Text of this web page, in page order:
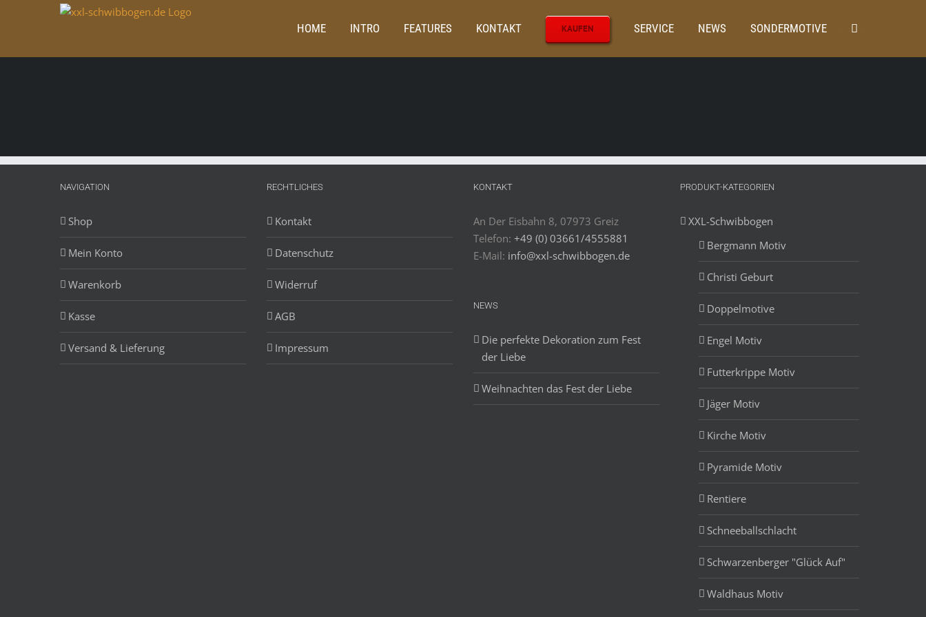
HOME INTRO FEATURES KONTAKT KAUFEN SERVICE NEWS SONDERMOTIVE
Startseite Home screenshot_2_lg
NAVIGATION
Shop
Mein Konto
Warenkorb
Kasse
Versand & Lieferung
RECHTLICHES
Kontakt
Datenschutz
Widerruf
AGB
Impressum
KONTAKT
An Der Eisbahn 8, 07973 Greiz
Telefon: +49 (0) 03661/4555881
E-Mail: info@xxl-schwibbogen.de
NEWS
Die perfekte Dekoration zum Fest
der Liebe
Weihnachten das Fest der Liebe
PRODUKT-KATEGORIEN
XXL-Schwibbogen
Bergmann Motiv
Christi Geburt
Doppelmotive
Engel Motiv
Futterkrippe Motiv
Jäger Motiv
Kirche Motiv
Pyramide Motiv
Rentiere
Schneeballschlacht
Schwarzenberger "Glück Auf"
Waldhaus Motiv